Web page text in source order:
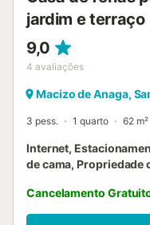
jardim e terraço
9,0
4 avaliações
Macizo de Anaga,
3 pess. 1 quarto 62 m²
Internet,
de cama, Propriedade
Cancelamento